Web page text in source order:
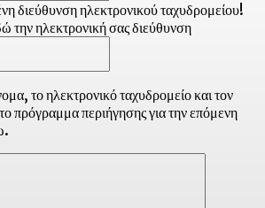
διεύθυνση ηλεκτρονικού ταχυδρομείου!
την ηλεκτρονική σας διεύθυνση
το ηλεκτρονικό ταχυδρομείο και τον
πρόγραμμα περιήγησης για την επόμενη